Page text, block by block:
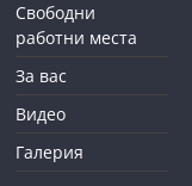
Свободни
работни места
За вас
Видео
Галерия